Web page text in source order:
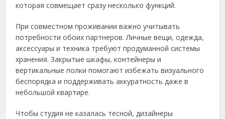
которая совмещает сразу несколько функций.
При совместном проживании важно учитывать
потребности обоих партнеров. Личные вещи, одежда,
аксессуары и техника требуют продуманной системы
хранения. Закрытые шкафы, контейнеры и
вертикальные полки помогают избежать визуального
беспорядка и поддерживать аккуратность даже в
небольшой квартире.
Чтобы студия не казалась тесной, дизайнеры